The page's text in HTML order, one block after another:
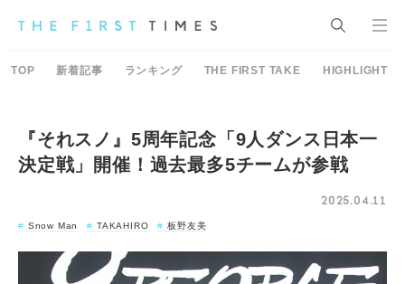
TOP 新着記事 ランキング THE FIRST TAKE HIGHLIGHT
『それスノ』5周年記念「9人ダンス日本一
決定戦」開催！過去最多5チームが参戦
2025.04.11
Snow Man TAKAHIRO 板野友美